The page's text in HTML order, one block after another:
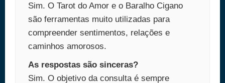
Sim. O Tarot do Amor e o Baralho Cigano
são ferramentas muito utilizadas para
compreender sentimentos, relações e
caminhos amorosos.
As respostas são sinceras?
Sim. O objetivo da consulta é sempre